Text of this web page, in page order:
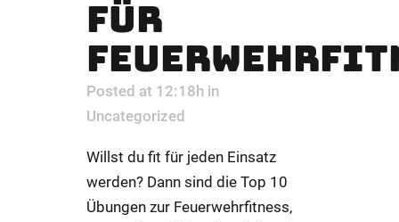
FÜR
Posted at 12:18h in
Uncategorized
Willst du fit für jeden Einsatz
werden? Dann sind die Top 10
Übungen zur Feuerwehrfitness,